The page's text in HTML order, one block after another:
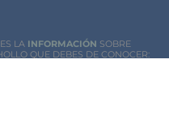
LA INFORMACIÓN SOBRE
QUE DEBES DE CONOCER: